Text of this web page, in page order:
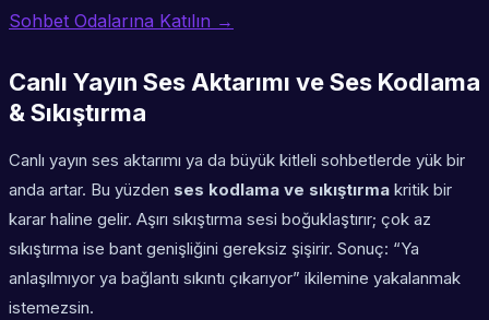
Sohbet Odalarına Katılın →
Canlı Yayın Ses Aktarımı ve Ses Kodlama
& Sıkıştırma
Canlı yayın ses aktarımı ya da büyük kitleli sohbetlerde yük bir
anda artar. Bu yüzden ses kodlama ve sıkıştırma kritik bir
karar haline gelir. Aşırı sıkıştırma sesi boğuklaştırır; çok az
sıkıştırma ise bant genişliğini gereksiz şişirir. Sonuç: “Ya
anlaşılmıyor ya bağlantı sıkıntı çıkarıyor” ikilemine yakalanmak
istemezsin.